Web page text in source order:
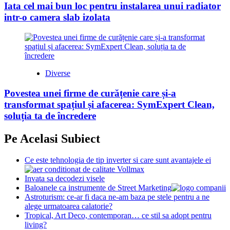
Iata cel mai bun loc pentru instalarea unui radiator
intr-o camera slab izolata
Diverse
Povestea unei firme de curățenie care și-a
transformat spațiul și afacerea: SymExpert Clean,
soluția ta de încredere
Pe Acelasi Subiect
Ce este tehnologia de tip inverter si care sunt avantajele ei
Invata sa decodezi visele
Baloanele ca instrumente de Street Marketing
Astroturism: ce-ar fi daca ne-am baza pe stele pentru a ne
alege urmatoarea calatorie?
Tropical, Art Deco, contemporan… ce stil sa adopt pentru
living?